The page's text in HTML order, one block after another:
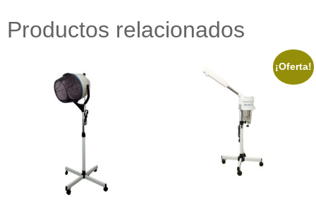
Productos relacionados
¡Oferta!